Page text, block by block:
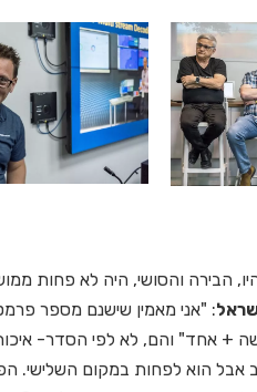
הבירה והסושי, היה לא פחות
: "אני מאמין שישנם מספר
+ אחד" והם, לא לפי הסדר-
אבל הוא לפחות במקום השלישי.